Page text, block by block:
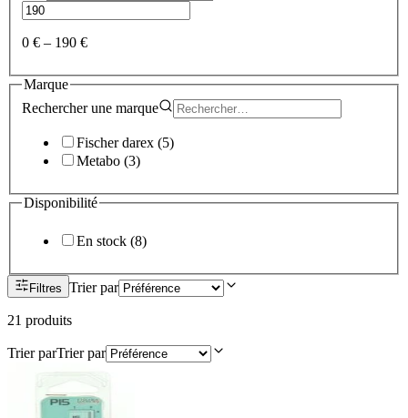
0 € – 190 €
Marque
Rechercher une marque
Fischer darex (5)
Metabo (3)
Disponibilité
En stock (8)
Filtres Trier par
21 produits
Trier parTrier par